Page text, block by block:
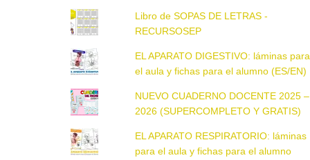
Libro de SOPAS DE LETRAS -
RECURSOSEP
EL APARATO DIGESTIVO: láminas para
el aula y fichas para el alumno (ES/EN)
NUEVO CUADERNO DOCENTE 2025 –
2026 (SUPERCOMPLETO Y GRATIS)
EL APARATO RESPIRATORIO: láminas
para el aula y fichas para el alumno